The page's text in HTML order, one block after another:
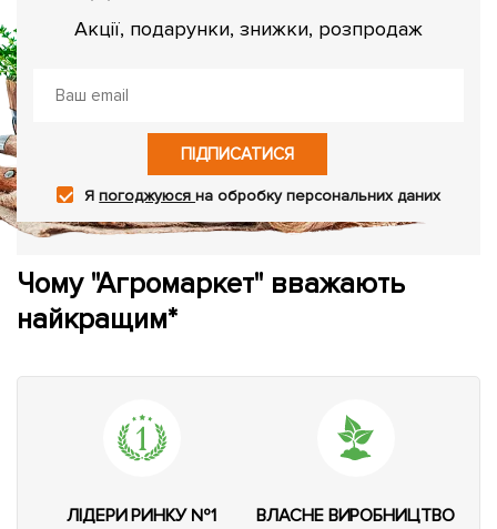
Акції, подарунки, знижки, розпродаж
ПІДПИСАТИСЯ
Япогоджуюсяна обробку персональних даних
Чому "Агромаркет" вважають
найкращим*
ЛІДЕРИ РИНКУ №1 ВЛАСНЕ ВИРОБНИЦТВО